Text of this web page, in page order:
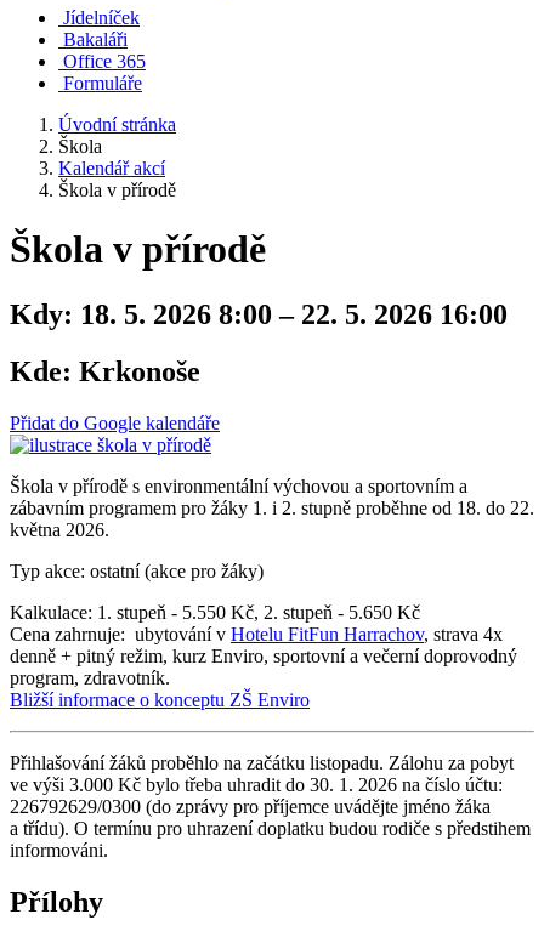
Jídelníček
Bakaláři
Office 365
Formuláře
Úvodní stránka
Škola
Kalendář akcí
Škola v přírodě
Škola v přírodě
Kdy: 18. 5. 2026 8:00 – 22. 5. 2026 16:00
Kde: Krkonoše
Přidat do Google kalendáře
Škola v přírodě s environmentální výchovou a sportovním a
zábavním programem pro žáky 1. i 2. stupně proběhne od 18. do 22.
května 2026.
Typ akce: ostatní (akce pro žáky)
Kalkulace: 1. stupeň - 5.550 Kč, 2. stupeň - 5.650 Kč
Cena zahrnuje: ubytování v Hotelu FitFun Harrachov, strava 4x
denně + pitný režim, kurz Enviro, sportovní a večerní doprovodný
program, zdravotník.
Bližší informace o konceptu ZŠ Enviro
Přihlašování žáků proběhlo na začátku listopadu. Zálohu za pobyt
ve výši 3.000 Kč bylo třeba uhradit do 30. 1. 2026 na číslo účtu:
226792629/0300 (do zprávy pro příjemce uvádějte jméno žáka
a třídu). O termínu pro uhrazení doplatku budou rodiče s předstihem
informováni.
Přílohy